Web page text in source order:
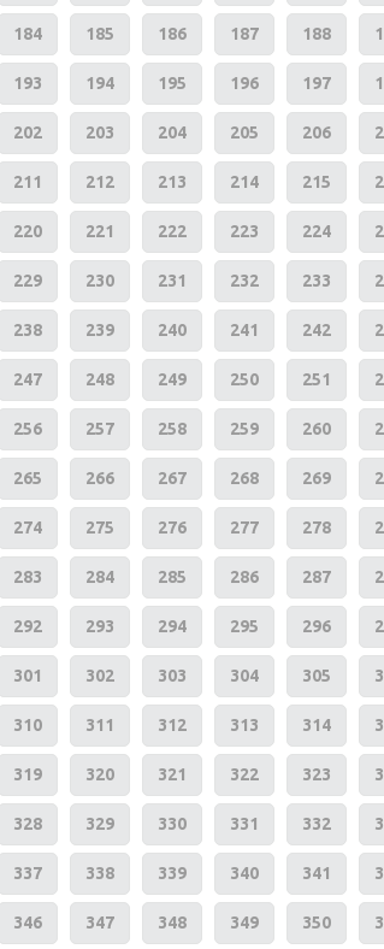
184 185 186 187 188
193 194 195 196 197
202 203 204 205 206
211 212 213 214 215
220 221 222 223 224
229 230 231 232 233
238 239 240 241 242
247 248 249 250 251
256 257 258 259 260
265 266 267 268 269
274 275 276 277 278
283 284 285 286 287
292 293 294 295 296
301 302 303 304 305
310 311 312 313 314
319 320 321 322 323
328 329 330 331 332
337 338 339 340 341
346 347 348 349 350